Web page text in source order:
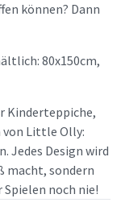
können? Dann
80x150cm,
Kinderteppiche,
von Little Olly:
Jedes Design wird
macht, sondern
noch nie!